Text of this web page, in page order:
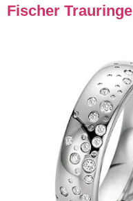
Fischer Trauringe